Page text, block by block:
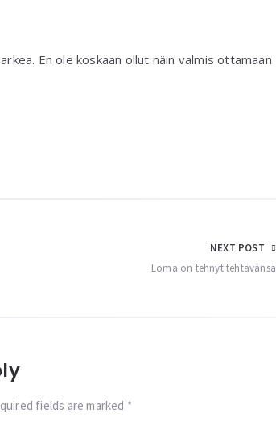
En ole koskaan ollut näin valmis ottamaan
NEXT POST
Loma on tehnyt tehtävänsä
fields are marked *